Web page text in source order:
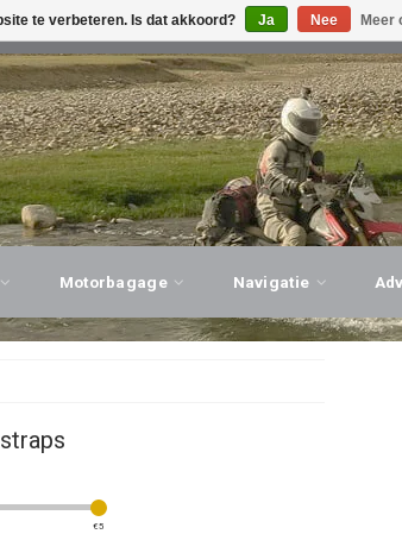
SERVICE! BEZOEK ONZE
Motorbagage Navigatie
€5
te verbeteren. Is dat akkoord? Ja Nee Meer